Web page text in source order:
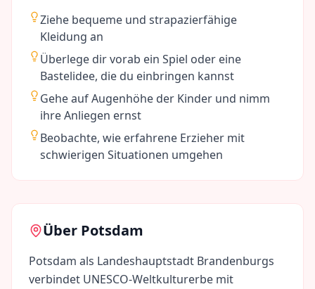
Ziehe bequeme und strapazierfähige
Kleidung an
Überlege dir vorab ein Spiel oder eine
Bastelidee, die du einbringen kannst
Gehe auf Augenhöhe der Kinder und nimm
ihre Anliegen ernst
Beobachte, wie erfahrene Erzieher mit
schwierigen Situationen umgehen
Über Potsdam
Potsdam als Landeshauptstadt Brandenburgs
verbindet UNESCO-Weltkulturerbe mit